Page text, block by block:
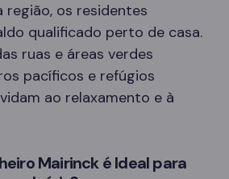
os residentes
qualificado perto de casa.
ruas e áreas verdes
pacíficos e refúgios
ao relaxamento e à
Mairinck é Ideal para